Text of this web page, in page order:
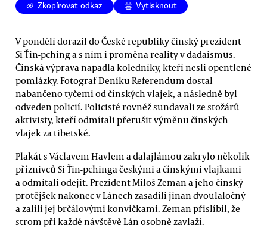
Zkopírovat odkaz Vytisknout
V pondělí dorazil do České republiky čínský prezident
Si Ťin-pching a s ním i proměna reality v dadaismus.
Čínská výprava napadla koledníky, kteří nesli opentlené
pomlázky. Fotograf Deníku Referendum dostal
nabančeno tyčemi od čínských vlajek, a následně byl
odveden policií. Policisté rovněž sundavali ze stožárů
aktivisty, kteří odmítali přerušit výměnu čínských
vlajek za tibetské.
Plakát s Václavem Havlem a dalajlámou zakrylo několik
příznivců Si Ťin-pchinga českými a čínskými vlajkami
a odmítali odejít. Prezident Miloš Zeman a jeho čínský
protějšek nakonec v Lánech zasadili jinan dvoulaločný
a zalili jej brčálovými konvičkami. Zeman přislíbil, že
strom při každé návštěvě Lán osobně zavlaží.